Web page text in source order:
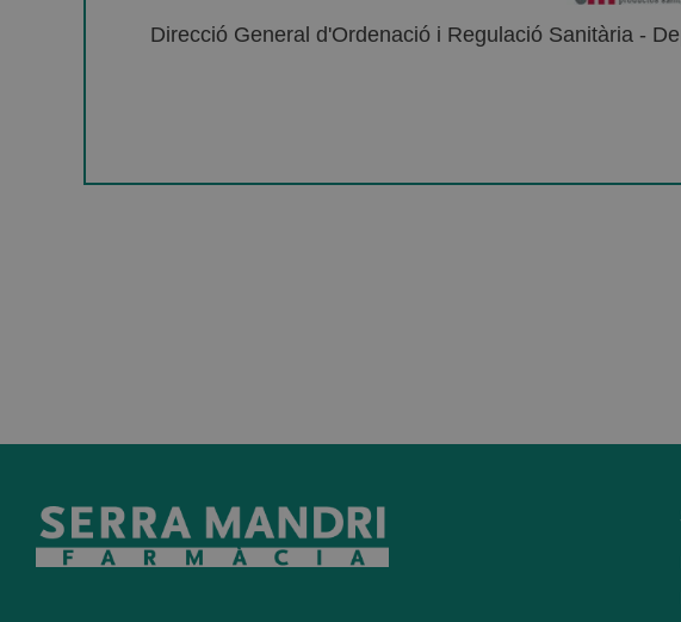
Direcció General d'Ordenació i Regulació Sanitària -